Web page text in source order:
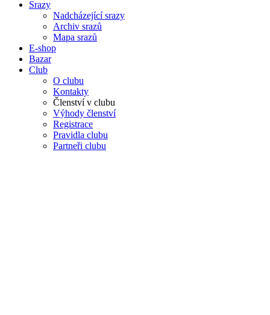
Srazy
Nadcházející srazy
Archiv srazů
Mapa srazů
E-shop
Bazar
Club
O clubu
Kontakty
Členství v clubu
Výhody členství
Registrace
Pravidla clubu
Partneři clubu